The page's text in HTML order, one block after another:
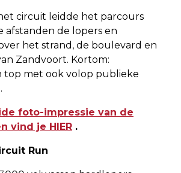
circuit leidde het parcours
afstanden de lopers en
het strand, de boulevard en
Zandvoort. Kortom:
top met ook volop publieke
foto-impressie van de
vind je HIER .
Run